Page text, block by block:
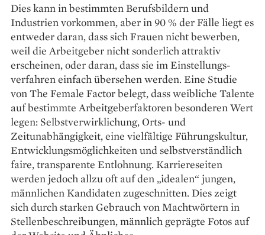
Dies kann in bestimmten Berufsbildern und
Industrien vorkommen, aber in 90 % der Fälle liegt es
entweder daran, dass sich Frauen nicht bewerben,
weil die Arbeitgeber nicht sonderlich attraktiv
erscheinen, oder daran, dass sie im Einstellungs­
verfahren einfach übersehen werden. Eine Studie
von The Female Factor belegt, dass weibliche Talente
auf bestimmte Arbeitgeberfaktoren besonderen Wert
legen: Selbstverwirklichung, Orts- und
Zeitunabhängigkeit, eine vielfältige Führungskultur,
Entwicklungs­möglichkeiten und selbstverständlich
faire, transparente Entlohnung. Karriereseiten
werden jedoch allzu oft auf den „idealen“ jungen,
männlichen Kandidaten zugeschnitten. Dies zeigt
sich durch starken Gebrauch von Machtwörtern in
Stellenbeschreibungen, männlich geprägte Fotos auf